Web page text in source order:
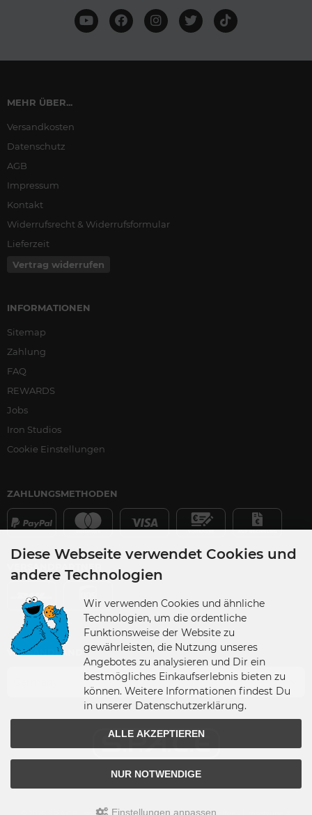
MEHR ÜBER...
Versandkosten
Datenschutz
AGB
Impressum
Kontakt
Widerrufsrecht & Widerrufsformular
Lieferzeit
Vertrag widerrufen
INFORMATIONEN
Sitemap
Zahlung
FAQ
REWARDS
Jobs
Iron Studios
Cookie Einstellungen
ZAHLUNGSMETHODEN
VERSANDPARTNER
VERSANDLAND
Diese Webseite verwendet Cookies und
andere Technologien
Wir verwenden Cookies und ähnliche
Technologien, um die ordentliche
Funktionsweise der Website zu
gewährleisten, die Nutzung unseres
Angebotes zu analysieren und Dir ein
bestmögliches Einkaufserlebnis bieten zu
können. Weitere Informationen findest Du
in unserer Datenschutzerklärung.
ALLE AKZEPTIEREN
NUR NOTWENDIGE
Einstellungen anpassen